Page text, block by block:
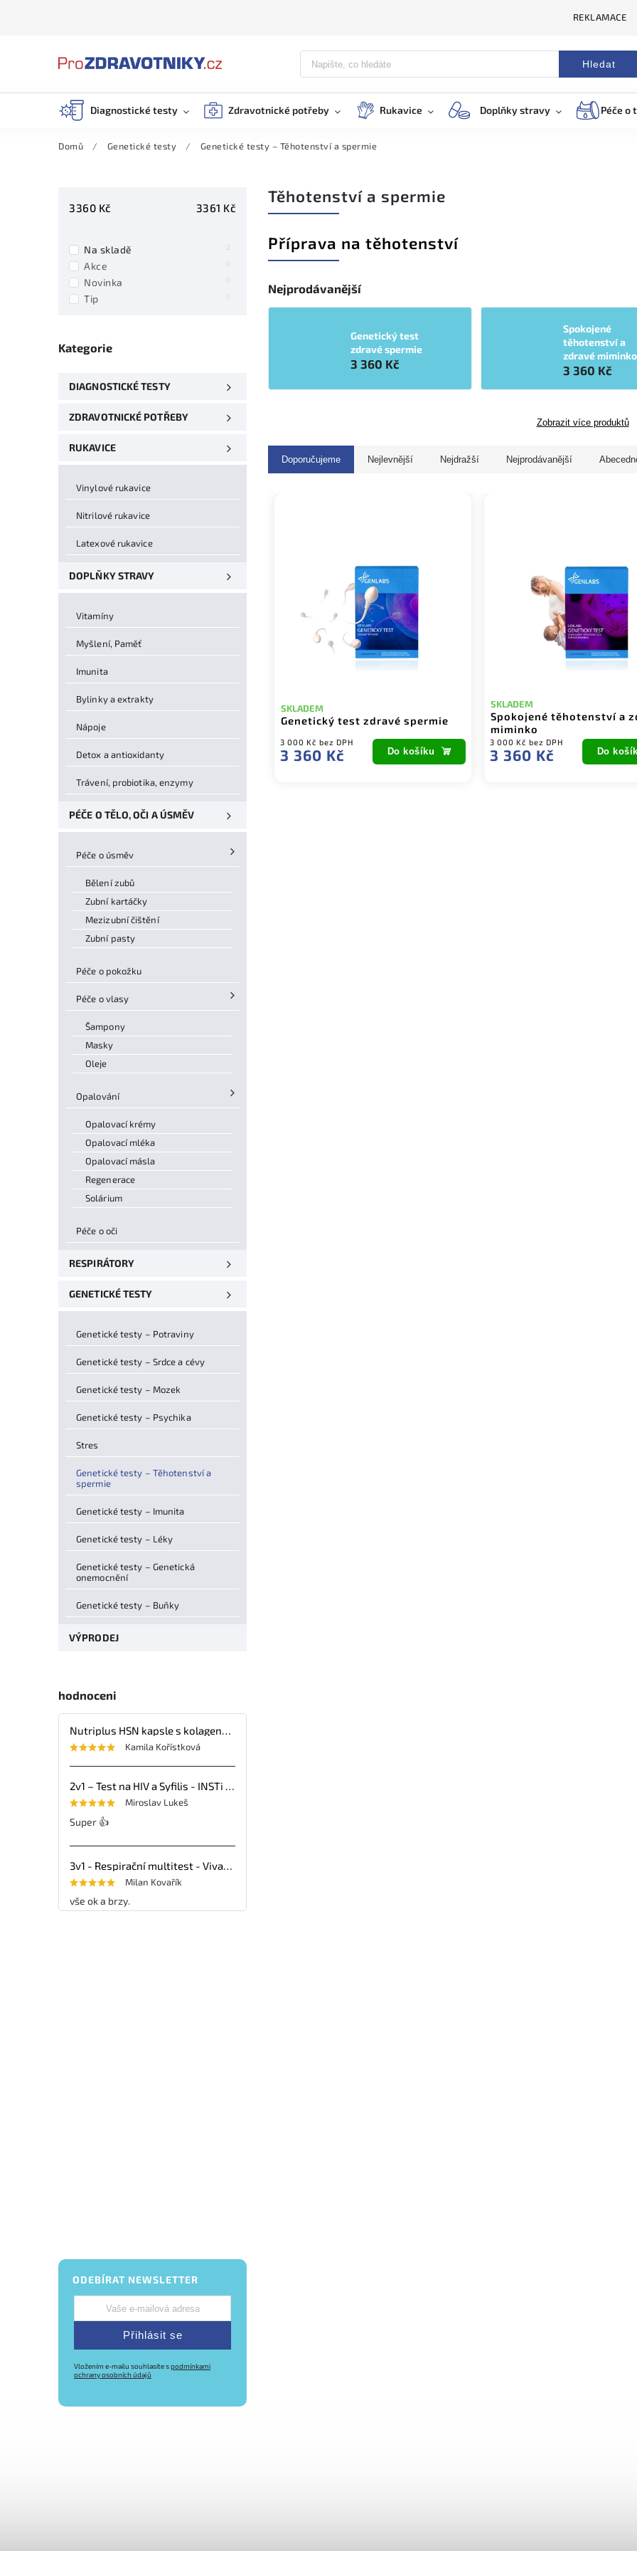
REKLAMACE
Hledat
Diagnostické testy Zdravotnické potřeby Rukavice Doplňky stravy Péče o
Domů / Genetické testy / Genetické testy – Těhotenství a spermie
3360 Kč 3361 Kč
Na skladě 2
Akce
Novinka
Tip
Kategorie
DIAGNOSTICKÉ TESTY
ZDRAVOTNICKÉ POTŘEBY
RUKAVICE
Vinylové rukavice
Nitrilové rukavice
Latexové rukavice
DOPLŇKY STRAVY
Vitamíny
Myšlení, Paměť
Imunita
Bylinky a extrakty
Nápoje
Detox a antioxidanty
Trávení, probiotika, enzymy
PÉČE O TĚLO, OČI A ÚSMĚV
Péče o úsměv
Bělení zubů
Zubní kartáčky
Mezizubní čištění
Zubní pasty
Péče o pokožku
Péče o vlasy
Šampony
Masky
Oleje
Opalování
Opalovací krémy
Opalovací mléka
Opalovací másla
Regenerace
Solárium
Péče o oči
RESPIRÁTORY
GENETICKÉ TESTY
Genetické testy – Potraviny
Genetické testy – Srdce a cévy
Genetické testy – Mozek
Genetické testy – Psychika
Stres
Genetické testy – Těhotenství a
spermie
Genetické testy – Imunita
Genetické testy – Léky
Genetické testy – Genetická
onemocnění
Genetické testy – Buňky
VÝPRODEJ
hodnoceni
Nutriplus HSN kapsle s kolagenem, kyselinou hyaluronovou, vitaminy a minerálními látkami – 30 tbl.
Kamila Kořístková
2v1 – Test na HIV a Syfilis - INSTi - 1ks
Miroslav Lukeš
Super 👍
3v1 - Respirační multitest - VivaDiag - 25ks
Milan Kovařík
vše ok a brzy.
ODEBÍRAT NEWSLETTER
Přihlásit se
Vložením e-mailu souhlasíte spodmínkami
ochrany osobních údajů
Těhotenství a spermie
Příprava na těhotenství
Nejprodávanější
Genetický test
zdravé spermie
3 360 Kč
Spokojené
těhotenství a
zdravé miminko
3 360 Kč
Zobrazit více produktů
Doporučujeme Nejlevnější Nejdražší Nejprodávanější
Genetický test zdravé spermie
SKLADEM
3 000 Kč bez DPH
3 360 Kč Do košíku
Spokojené těhotenství a
miminko
SKLADEM
3 000 Kč bez DPH
3 360 Kč Do